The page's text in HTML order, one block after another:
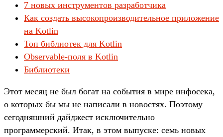
7 новых инструментов разработчика
Как создать высокопроизводительное приложение
на Kotlin
Топ библиотек для Kotlin
Observable-поля в Kotlin
Библиотеки
Этот месяц не был богат на события в мире инфосека,
о которых бы мы не написали в новостях. Поэтому
сегодняшний дайджест исключительно
программерский. Итак, в этом выпуске: семь новых